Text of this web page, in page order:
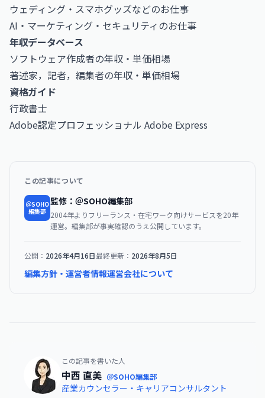
ウェディング・スマホグッズなどのお仕事
AI・マーケティング・セキュリティのお仕事
年収データベース
ソフトウェア作成者の年収・単価相場
著述家，記者，編集者の年収・単価相場
資格ガイド
行政書士
Adobe認定プロフェッショナル Adobe Express
この記事について
＠SOHO
編集部
監修：＠SOHO編集部
2004年よりフリーランス・在宅ワーク向けサービスを20年
運営。編集部が事実確認のうえ公開しています。
公開： 2026年4月16日最終更新： 2026年8月5日
編集方針・運営者情報運営会社について
この記事を書いた人
中西 直美 ＠SOHO編集部
産業カウンセラー・キャリアコンサルタント